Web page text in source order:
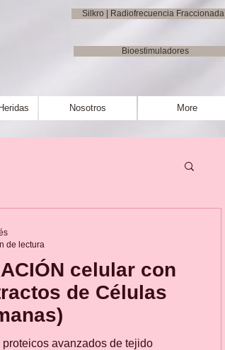
Silkro | Radiofrecuencia Fraccionada
Bioestimuladores
Nosotros More
celular con
de Células
avanzados de tejido
de lectura